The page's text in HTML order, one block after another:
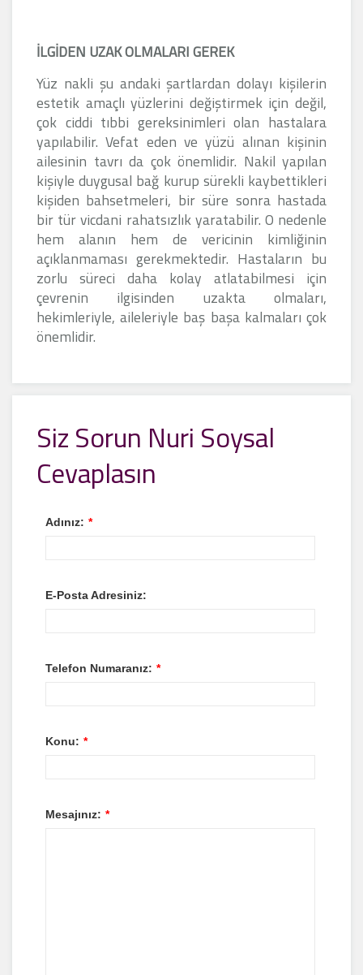
İLGİDEN UZAK OLMALARI GEREK
Yüz nakli şu andaki şartlardan dolayı kişilerin
estetik amaçlı yüzlerini değiştirmek için değil,
çok ciddi tıbbi gereksinimleri olan hastalara
yapılabilir. Vefat eden ve yüzü alınan kişinin
ailesinin tavrı da çok önemlidir. Nakil yapılan
kişiyle duygusal bağ kurup sürekli kaybettikleri
kişiden bahsetmeleri, bir süre sonra hastada
bir tür vicdani rahatsızlık yaratabilir. O nedenle
hem alanın hem de vericinin kimliğinin
açıklanmaması gerekmektedir. Hastaların bu
zorlu süreci daha kolay atlatabilmesi için
çevrenin ilgisinden uzakta olmaları,
hekimleriyle, aileleriyle baş başa kalmaları çok
önemlidir.
Siz Sorun Nuri Soysal
Cevaplasın
Adınız: *
E-Posta Adresiniz:
Telefon Numaranız: *
Konu: *
Mesajınız: *